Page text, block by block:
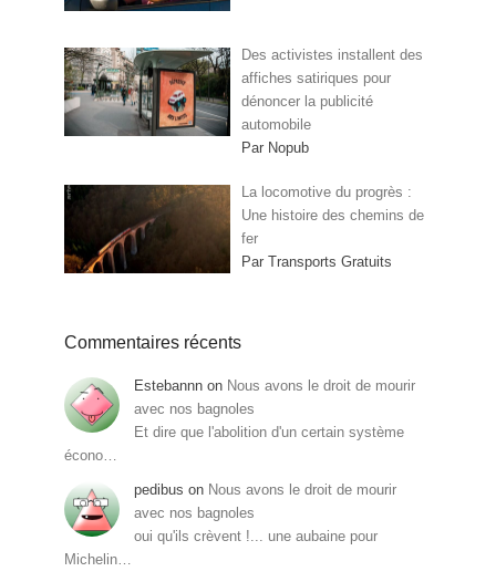
Des activistes installent des
affiches satiriques pour
dénoncer la publicité
automobile
Par Nopub
La locomotive du progrès :
Une histoire des chemins de
fer
Par Transports Gratuits
Commentaires récents
Estebannn on Nous avons le droit de mourir
avec nos bagnoles
Et dire que l'abolition d'un certain système
écono…
pedibus on Nous avons le droit de mourir
avec nos bagnoles
oui qu'ils crèvent !... une aubaine pour
Michelin…